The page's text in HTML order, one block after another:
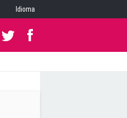
Idioma